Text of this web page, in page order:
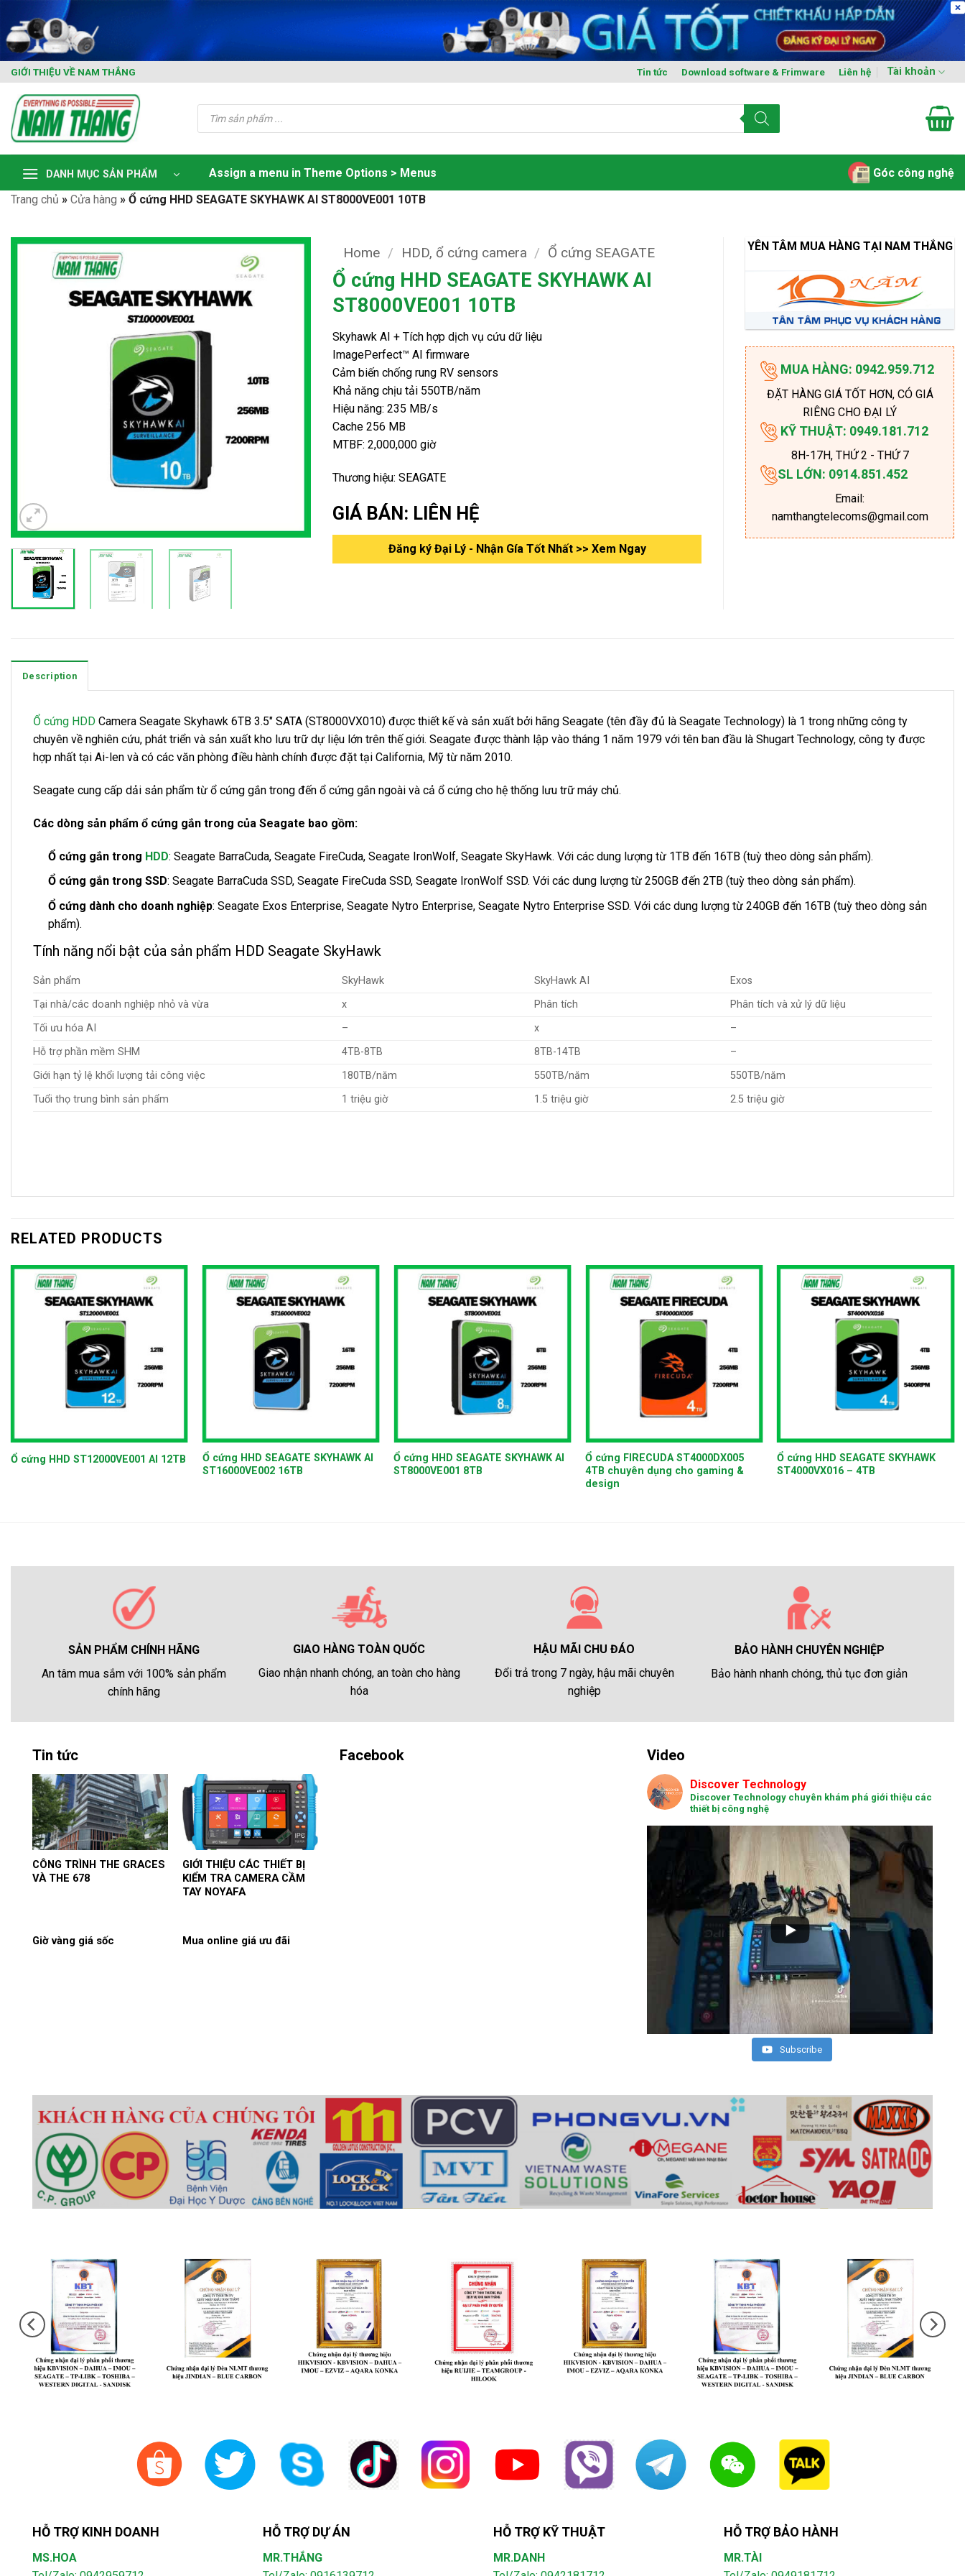
content
GIỚI THIỆU VỀ NAM THẮNG Tin tức Download software & Frimware Liên hệ Tài khoản
Tìm
kiếm
phẩm
DANH MỤC SẢN PHẨM Assign a menu in Theme Options > Menus
Góc công nghệ
Trang chủ » Cửa hàng » Ổ cứng HHD SEAGATE SKYHAWK AI ST8000VE001 10TB
Home / HDD, ổ cứng camera / Ổ cứng SEAGATE
Ổ cứng HHD SEAGATE SKYHAWK AI
ST8000VE001 10TB
Skyhawk AI + Tích hợp dịch vụ cứu dữ liệu
ImagePerfect™ AI firmware
Cảm biến chống rung RV sensors
Khả năng chịu tải 550TB/năm
Hiệu năng: 235 MB/s
Cache 256 MB
MTBF: 2,000,000 giờ
Thương hiệu: SEAGATE
GIÁ BÁN: LIÊN HỆ
Đăng ký Đại Lý - Nhận Gía Tốt Nhất >> Xem Ngay
YÊN TÂM MUA HÀNG TẠI NAM THẮNG
MUA HÀNG: 0942.959.712
ĐẶT HÀNG GIÁ TỐT HƠN, CÓ GIÁ
RIÊNG CHO ĐẠI LÝ
KỸ THUẬT: 0949.181.712
8H-17H, THỨ 2 - THỨ 7
SL LỚN: 0914.851.452
Email:
namthangtelecoms@gmail.com
Description
Ổ cứng HDD Camera Seagate Skyhawk 6TB 3.5″ SATA (ST8000VX010) được thiết kế và sản xuất bởi hãng Seagate (tên đầy đủ là Seagate Technology) là 1 trong những công ty
chuyên về nghiên cứu, phát triển và sản xuất kho lưu trữ dự liệu lớn trên thế giới. Seagate được thành lập vào tháng 1 năm 1979 với tên ban đầu là Shugart Technology, công ty được
hợp nhất tại Ai-len và có các văn phòng điều hành chính được đặt tại California, Mỹ từ năm 2010.
Seagate cung cấp dải sản phẩm từ ổ cứng gắn trong đến ổ cứng gắn ngoài và cả ổ cứng cho hệ thống lưu trữ máy chủ.
Các dòng sản phẩm ổ cứng gắn trong của Seagate bao gồm:
Ổ cứng gắn trong HDD: Seagate BarraCuda, Seagate FireCuda, Seagate IronWolf, Seagate SkyHawk. Với các dung lượng từ 1TB đến 16TB (tuỳ theo dòng sản phẩm).
Ổ cứng gắn trong SSD: Seagate BarraCuda SSD, Seagate FireCuda SSD, Seagate IronWolf SSD. Với các dung lượng từ 250GB đến 2TB (tuỳ theo dòng sản phẩm).
Ổ cứng dành cho doanh nghiệp: Seagate Exos Enterprise, Seagate Nytro Enterprise, Seagate Nytro Enterprise SSD. Với các dung lượng từ 240GB đến 16TB (tuỳ theo dòng sản
phẩm).
Tính năng nổi bật của sản phẩm HDD Seagate SkyHawk
Sản phẩm SkyHawk SkyHawk AI
Exos
Tại nhà/các doanh nghiệp nhỏ và vừa
x Phân tích
Phân tích và xử lý dữ liệu
Tối ưu hóa AI
– x
–
Hỗ trợ phần mềm SHM
4TB-8TB 8TB-14TB
–
Giới hạn tỷ lệ khổi lượng tải công việc
180TB/năm 550TB/năm
550TB/năm
Tuổi thọ trung bình sản phẩm
1 triệu giờ 1.5 triệu giờ 2.5 triệu giờ
RELATED PRODUCTS
Ổ cứng HHD ST12000VE001 AI 12TB
Ổ cứng HHD SEAGATE SKYHAWK AI
ST16000VE002 16TB
Ổ cứng HHD SEAGATE SKYHAWK AI
ST8000VE001 8TB
Ổ cứng FIRECUDA ST4000DX005
4TB chuyên dụng cho gaming &
design
Ổ cứng HHD SEAGATE SKYHAWK
ST4000VX016 – 4TB
SẢN PHẨM CHÍNH HÃNG
An tâm mua sắm với 100% sản phẩm
chính hãng
GIAO HÀNG TOÀN QUỐC
Giao nhận nhanh chóng, an toàn cho hàng
hóa
HẬU MÃI CHU ĐÁO
Đổi trả trong 7 ngày, hậu mãi chuyên
nghiệp
BẢO HÀNH CHUYÊN NGHIỆP
Bảo hành nhanh chóng, thủ tục đơn giản
Tin tức
CÔNG TRÌNH THE GRACES
VÀ THE 678
GIỚI THIỆU CÁC THIẾT BỊ
KIỂM TRA CAMERA CẦM
TAY NOYAFA
Giờ vàng giá sốc Mua online giá ưu đãi
Facebook Video
Discover Technology
Discover Technology chuyên khám phá giới thiệu các
thiết bị công nghệ
Subscribe
HỖ TRỢ KINH DOANH
MS.HOA
HỖ TRỢ DỰ ÁN
MR.THẮNG
HỖ TRỢ KỸ THUẬT
MR.DANH
HỖ TRỢ BẢO HÀNH
MR.TÀI